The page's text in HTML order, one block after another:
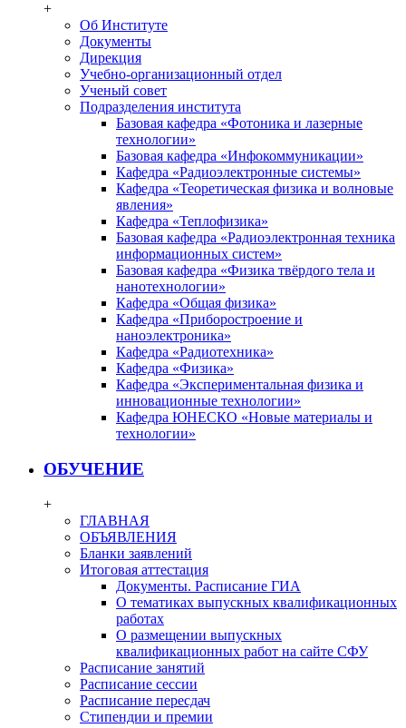
+
Об Институте
Документы
Дирекция
Учебно-организационный отдел
Ученый совет
Подразделения института
Базовая кафедра «Фотоника и лазерные
технологии»
Базовая кафедра «Инфокоммуникации»
Кафедра «Радиоэлектронные системы»
Кафедра «Теоретическая физика и волновые
явления»
Кафедра «Теплофизика»
Базовая кафедра «Радиоэлектронная техника
информационных систем»
Базовая кафедра «Физика твёрдого тела и
нанотехнологии»
Кафедра «Общая физика»
Кафедра «Приборостроение и
наноэлектроника»
Кафедра «Радиотехника»
Кафедра «Физика»
Кафедра «Экспериментальная физика и
инновационные технологии»
Кафедра ЮНЕСКО «Новые материалы и
технологии»
ОБУЧЕНИЕ
+
ГЛАВНАЯ
ОБЪЯВЛЕНИЯ
Бланки заявлений
Итоговая аттестация
Документы. Расписание ГИА
О тематиках выпускных квалификационных
работах
О размещении выпускных
квалификационных работ на сайте СФУ
Расписание занятий
Расписание сессии
Расписание пересдач
Стипендии и премии